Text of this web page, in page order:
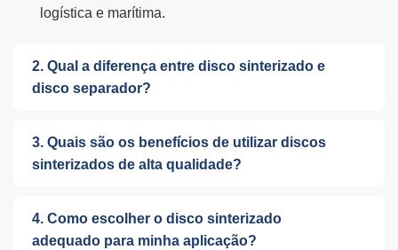
logística e marítima.
2. Qual a diferença entre disco sinterizado e
disco separador?
3. Quais são os benefícios de utilizar discos
sinterizados de alta qualidade?
4. Como escolher o disco sinterizado
adequado para minha aplicação?